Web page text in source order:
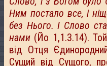
Ним постало все, і
без Нього. І Слово
нами (Йо 1,1.3.14).
від Отця
Сущий від Сущого,